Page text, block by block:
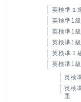
英検準１
英検準1
英検準1
英検準1
英検準１
英検準1
英検
英検
題